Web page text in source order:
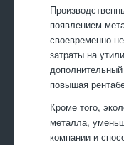
появлением
своевременно
затраты на
повышая
Кроме того,
металла,
компании и